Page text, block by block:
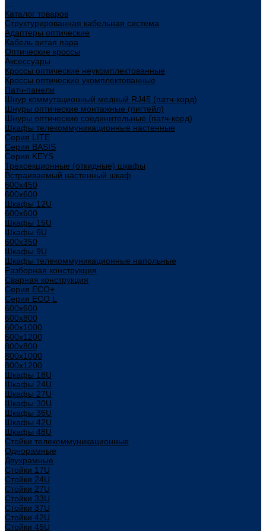
Каталог товаров
Структурированная кабельная система
Адаптеры оптические
Кабель витая пара
Оптические кроссы
Аксессуары
Кроссы оптические неукомплектованные
Кроссы оптические укомплектованные
Патч-панели
Шнур коммутационный медный RJ45 (патч-корд)
Шнуры оптические монтажные (пигтейл)
Шнуры оптические соединительные (патч-корд)
Шкафы телекоммуникационные настенные
Cерия LITE
Cерия BASIS
Cерия KEYS
Трехсекционные (откидные) шкафы
Встраиваемый настенный шкаф
600x450
600x600
Шкафы 12U
600x600
Шкафы 15U
Шкафы 6U
600x350
Шкафы 9U
Шкафы телекоммуникационные напольные
Разборная конструкция
Сварная конструкция
Серия ECO+
Серия ECO L
600x600
600x800
600х1000
600х1200
800x800
800х1000
800х1200
Шкафы 18U
Шкафы 24U
Шкафы 27U
Шкафы 30U
Шкафы 36U
Шкафы 42U
Шкафы 48U
Стойки телекоммуникационные
Однорамные
Двухрамные
Стойки 17U
Стойки 24U
Стойки 27U
Стойки 33U
Стойки 37U
Стойки 42U
Стойки 45U